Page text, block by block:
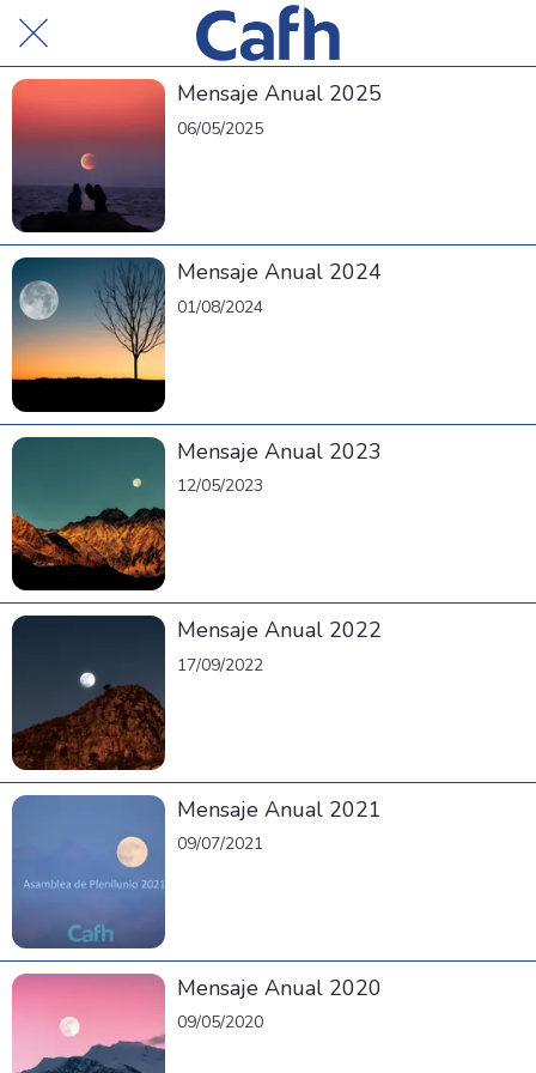
Mensaje Anual 2025
06/05/2025
Mensaje Anual 2024
01/08/2024
Mensaje Anual 2023
12/05/2023
Mensaje Anual 2022
17/09/2022
Mensaje Anual 2021
09/07/2021
Mensaje Anual 2020
09/05/2020